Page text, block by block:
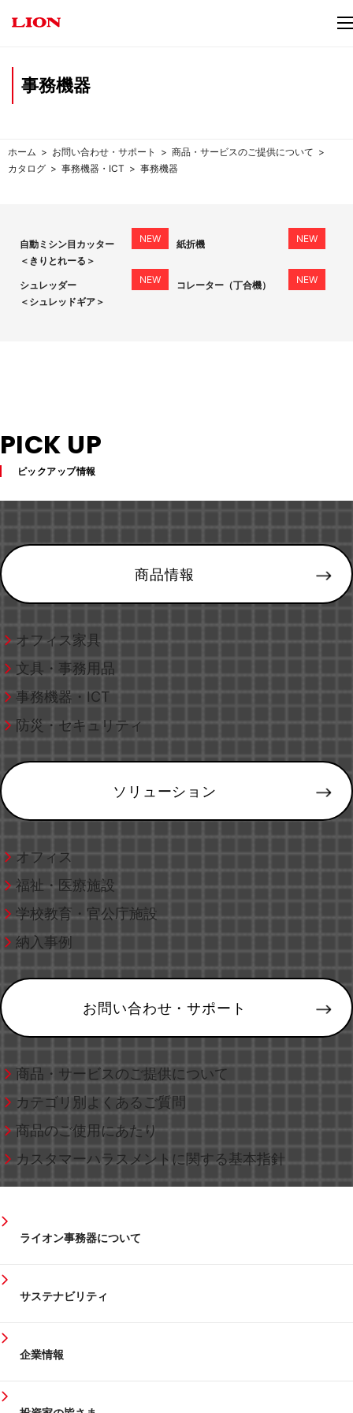
事務機器
ホーム お問い合わせ・サポート
商品・サービスのご提供について
カタログ
事務機器・ICT 事務機器
自動ミシン目カッター
＜きりとれーる＞
紙折機
シュレッダー
＜シュレッドギア＞
コレーター（丁合機）
PICK UP
ピックアップ情報
商品情報
オフィス家具
文具・事務用品
事務機器・ICT
防災・セキュリティ
ソリューション
オフィス
福祉・医療施設
学校教育・官公庁施設
納入事例
お問い合わせ・サポート
商品・サービスのご提供について
カテゴリ別よくあるご質問
商品のご使用にあたり
カスタマーハラスメントに関する基本指針
ライオン事務器について
サステナビリティ
企業情報